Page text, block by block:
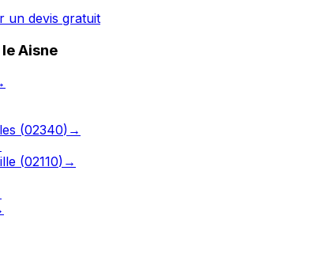
un devis gratuit
Aisne
(02340) →
(02110) →